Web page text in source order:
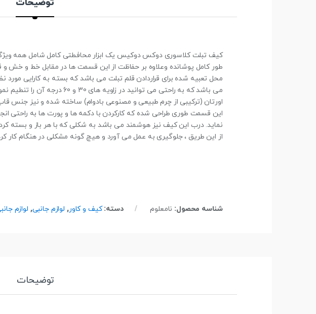
توضیحات
کیف تبلت کلاسوری دوکس دوکیس یک ابزار محافطتی کامل شامل همه ویژگی
طور کامل پوشانده وعلاوه بر حفاظت از این قسمت ها در مقابل خط و خش و
محل تعبیه شده برای قراردادن قلم تبلت می باشد که بسته به کارایی
می باشد که به راحتی می
این قسمت طوری طراحی شده که کارکردن با دکمه ها و پورت ها به راحتی
نماید. درب این کیف نیز هوشمند می باشد به شکلی که با هر باز و بسته
از این طریق ، جلوگیری به عمل می آورد و هیچ گونه مشکلی در هنگام کار
شناسه محصول: نامعلوم دسته:کیف و کاور, لوازم جانبی, لوازم
توضیحات